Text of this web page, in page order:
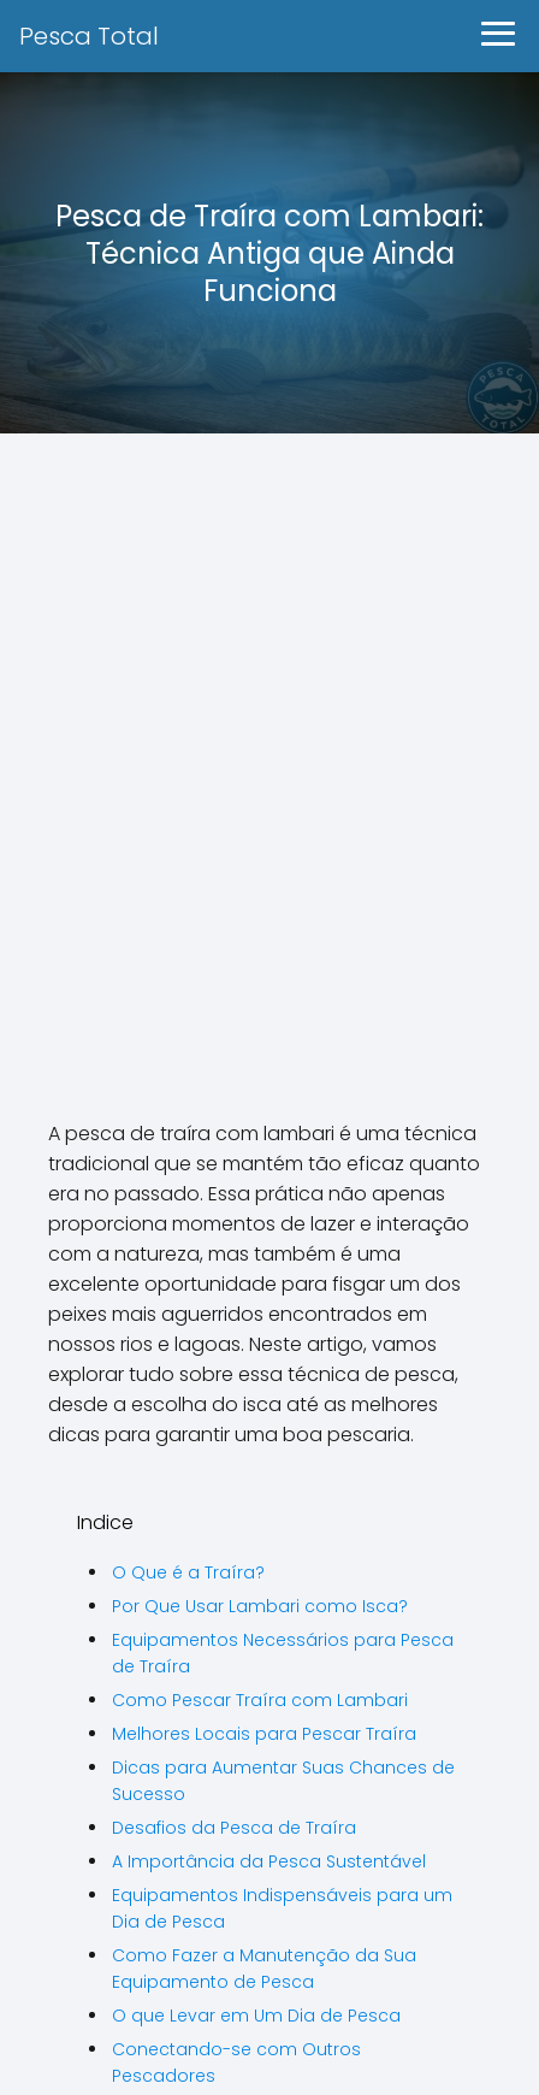
Pesca Total
Pesca de Traíra com Lambari:
Técnica Antiga que Ainda
Funciona
A pesca de traíra com lambari é uma técnica
tradicional que se mantém tão eficaz quanto
era no passado. Essa prática não apenas
proporciona momentos de lazer e interação
com a natureza, mas também é uma
excelente oportunidade para fisgar um dos
peixes mais aguerridos encontrados em
nossos rios e lagoas. Neste artigo, vamos
explorar tudo sobre essa técnica de pesca,
desde a escolha do isca até as melhores
dicas para garantir uma boa pescaria.
Indice
O Que é a Traíra?
Por Que Usar Lambari como Isca?
Equipamentos Necessários para Pesca
de Traíra
Como Pescar Traíra com Lambari
Melhores Locais para Pescar Traíra
Dicas para Aumentar Suas Chances de
Sucesso
Desafios da Pesca de Traíra
A Importância da Pesca Sustentável
Equipamentos Indispensáveis para um
Dia de Pesca
Como Fazer a Manutenção da Sua
Equipamento de Pesca
O que Levar em Um Dia de Pesca
Conectando-se com Outros
Pescadores